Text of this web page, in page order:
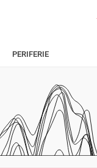
PERIFERIE